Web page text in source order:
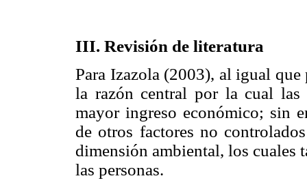
III. Revisión de literatura
Para Izazola (2003), al igual que
la razón central por la cual las
mayor ingreso económico; sin
de otros factores no
dimensión ambiental, los cuales
las personas.